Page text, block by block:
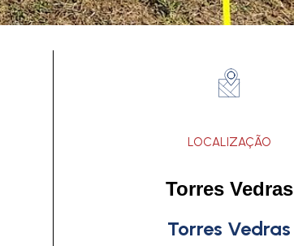
LOCALIZAÇÃO
Torres Vedras
Torres Vedras